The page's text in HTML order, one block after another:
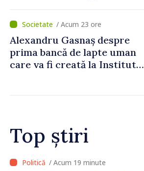
pregătește servicii dedicate
/ Acum 23 ore
Alexandru Gasnaș despre
prima bancă de lapte uman
care va fi creată la Institutul
Top știri
/ Acum 13 minute